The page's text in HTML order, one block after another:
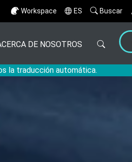
Workspace ES Buscar
la traducción automática.
DE NOSOTROS